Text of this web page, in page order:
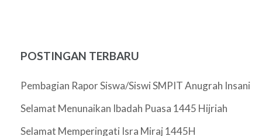
POSTINGAN TERBARU
Pembagian Rapor Siswa/Siswi SMPIT Anugrah Insani
Selamat Menunaikan Ibadah Puasa 1445 Hijriah
Selamat Memperingati Isra Miraj 1445H